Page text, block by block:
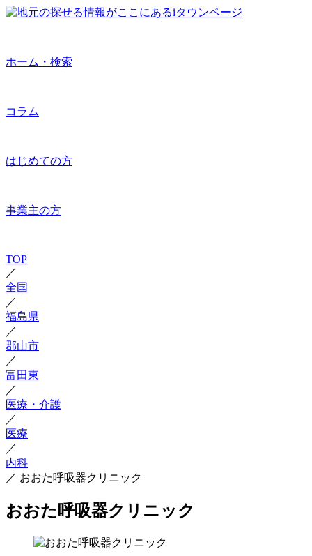
ホーム・検索
コラム
はじめての方
事業主の方
TOP
／
全国
／
福島県
／
郡山市
／
富田東
／
医療・介護
／
医療
／
内科
／ おおた呼吸器クリニック
おおた呼吸器クリニック